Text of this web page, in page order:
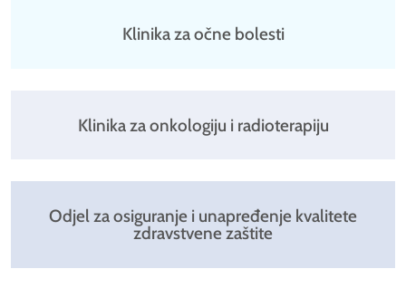
Klinika za očne bolesti
Klinika za onkologiju i radioterapiju
Odjel za osiguranje i unapređenje kvalitete
zdravstvene zaštite